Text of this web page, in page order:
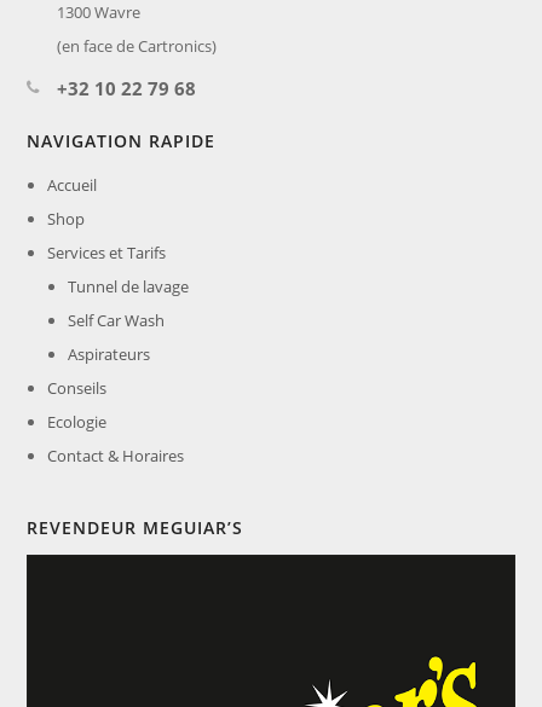
1300 Wavre
(en face de Cartronics)
+32 10 22 79 68
NAVIGATION RAPIDE
Accueil
Shop
Services et Tarifs
Tunnel de lavage
Self Car Wash
Aspirateurs
Conseils
Ecologie
Contact & Horaires
REVENDEUR MEGUIAR’S